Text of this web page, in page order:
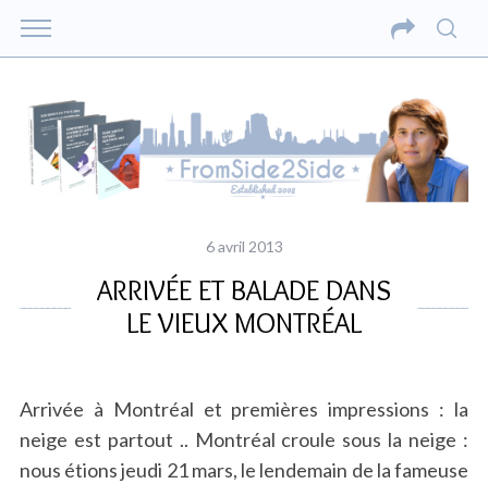
6 avril 2013
ARRIVÉE ET BALADE DANS
LE VIEUX MONTRÉAL
Arrivée à Montréal et premières impressions : la
neige est partout .. Montréal croule sous la neige :
nous étions jeudi 21 mars, le lendemain de la fameuse